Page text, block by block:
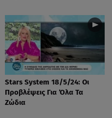
Stars System 18/5/24: Οι
Προβλέψεις Για Όλα Τα
Ζώδια